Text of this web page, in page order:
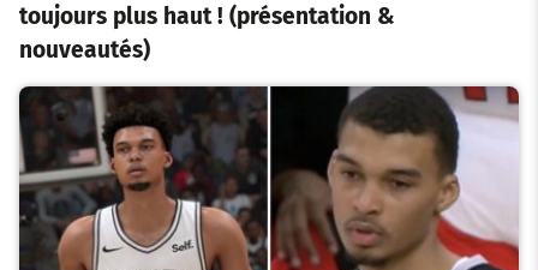
toujours plus haut ! (présentation &
nouveautés)